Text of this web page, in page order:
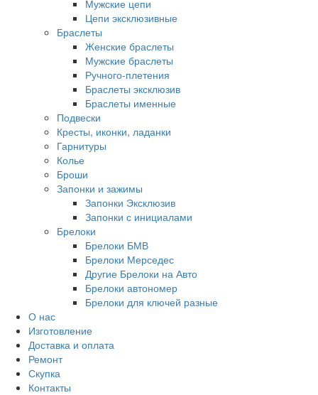
Мужские цепи
Цепи эксклюзивные
Браслеты
Женские браслеты
Мужские браслеты
Ручного-плетения
Браслеты эксклюзив
Браслеты именные
Подвески
Кресты, иконки, ладанки
Гарнитуры
Колье
Броши
Запонки и зажимы
Запонки Эксклюзив
Запонки с инициалами
Брелоки
Брелоки БМВ
Брелоки Мерседес
Другие Брелоки на Авто
Брелоки автономер
Брелоки для ключей разные
О нас
Изготовление
Доставка и оплата
Ремонт
Скупка
Контакты